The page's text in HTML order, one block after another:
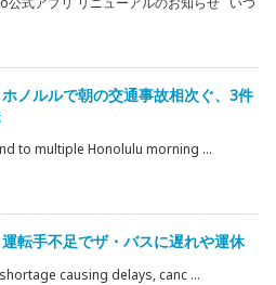
ホノルルで朝の交通事故相次ぐ、3件
to multiple Honolulu morning ...
運転手不足でザ・バスに遅れや運休
causing delays, canc ...